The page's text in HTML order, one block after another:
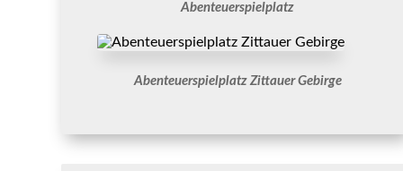
Abenteuerspielplatz
Abenteuerspielplatz Zittauer Gebirge